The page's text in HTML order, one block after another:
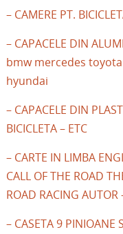
– CAMERE PT.
– CAPACELE DIN
bmw mercedes
hyundai
– CAPACELE DIN
BICICLETA – ETC
– CARTE IN LIMBA
CALL OF THE ROAD
ROAD RACING AUTOR
– CASETA 9 PINIOANE